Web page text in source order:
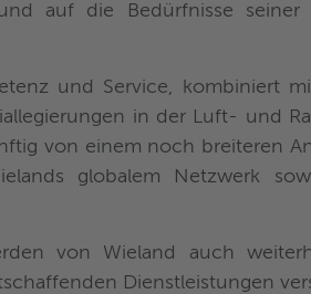
auf die Bedürfnisse seiner
und Service, kombiniert
in der Luft- und
von einem noch breiteren
globalem Netzwerk
von Wieland auch
Dienstleistungen